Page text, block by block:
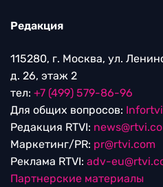
Редакция
115280, г. Москва, ул.
д. 26, этаж 2
тел: +7 (499) 579-86-96
Для общих вопросов:
Редакция RTVI:
Маркетинг/PR: pr@rtvi.com
Реклама RTVI: adv-
Партнерские материалы